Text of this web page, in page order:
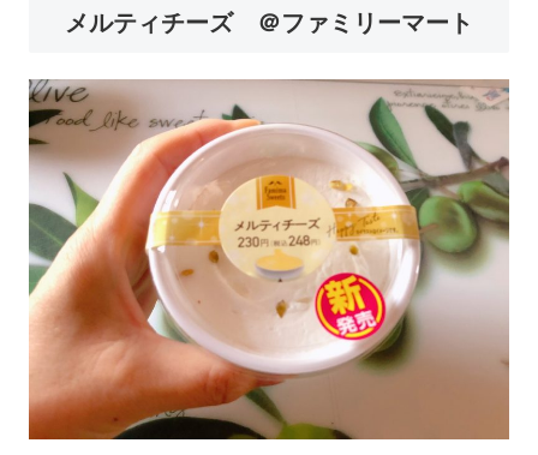
メルティチーズ ＠ファミリーマート